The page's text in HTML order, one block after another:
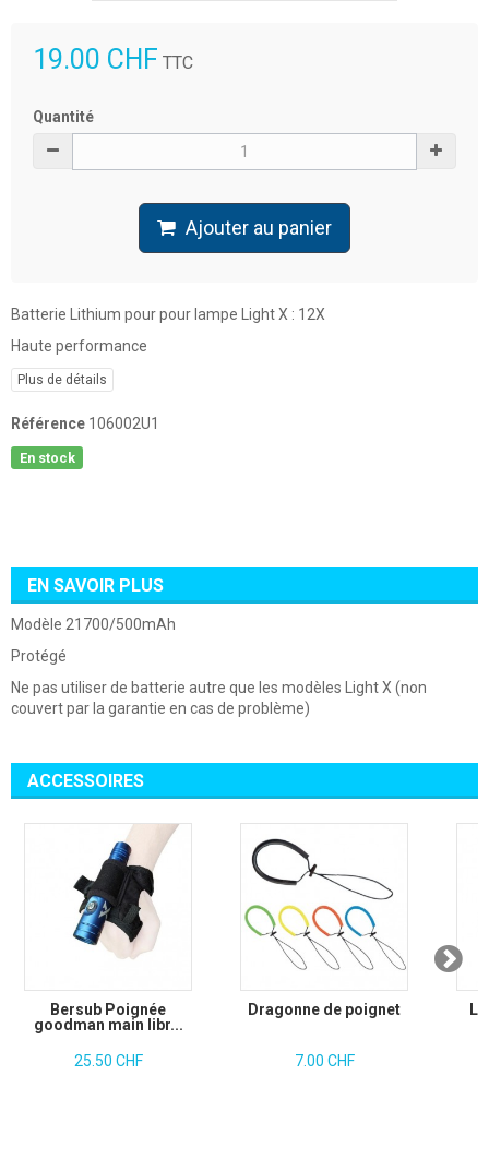
19.00 CHF TTC
Quantité
Ajouter au panier
Batterie Lithium pour pour lampe Light X : 12X
Haute performance
Plus de détails
Référence 106002U1
En stock
EN SAVOIR PLUS
Modèle 21700/500mAh
Protégé
Ne pas utiliser de batterie autre que les modèles Light X (non
couvert par la garantie en cas de problème)
ACCESSOIRES
Bersub Poignée
goodman main libr...
25.50 CHF
Dragonne de poignet
7.00 CHF